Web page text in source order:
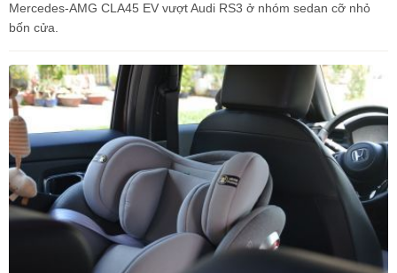
Mercedes-AMG CLA45 EV vượt Audi RS3 ở nhóm sedan cỡ nhỏ
bốn cửa.